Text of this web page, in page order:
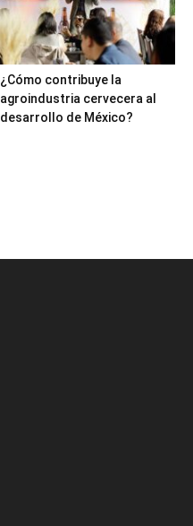
¿Cómo contribuye la
agroindustria cervecera al
desarrollo de México?